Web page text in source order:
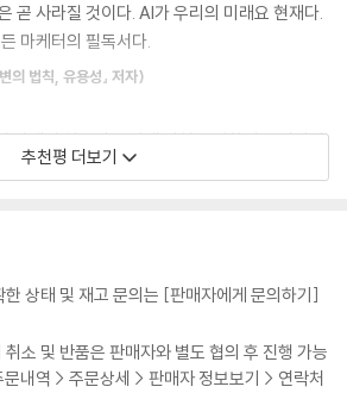
해하라
고자 하는가?
엇을 안겨줄까?
수 없는 곳에 있었다. 로그인을 하면, 당신은 고
용카드 숫자와 신발 크기, 배우자의 생일까지
방문자에게 맞춤형 경험을 제공하는 것은 조
속성을 찾아내고 예측에 도움이 되지 않는 속성
데이트한다. (254~255쪽)
고 비판적인 사고가 머지않아 가장 인기 있는
했다. “개인적으로는 10년 내에 프로그래밍 전
에 대한 수요가 더욱 커질 것이라고 생각합니
자에 대한 수요가 엔지니어링 전공자에 대한 수
케팅에 미치는 영향은 무엇인지 이해한다.
마케터로서 머신러닝 기법을 활용하는 방법을
용함으로써 조직이 경쟁 우위를 점하는 데 일조
문가이다. 스턴은 이 책에서 컴퓨터 과학 분야
경제학, 웹 분석, 소셜미디어, 검색 엔진 최적
로 마케터를 안내하며, 내일의 경쟁 우위를 점
있는 기업들의 진귀한 사례 연구도 소개한다.
곧 사라질 것이다. AI가 우리의 미래요 현재다.
마케터의 필독서다.
의 법칙, 유용성』 저자)
마케팅 업무와 조직에 미치는 영향이 무엇인지
에겐 짐 스턴의 실무적이고 명쾌한 가이드북
쓰기 전략』 저자)
라 규모를 조절할 수 있는 새로운 대량 개인화
같은 마케팅 시스템은 개개인의 주위 환경을 감
로 선호도를 파악하며, 일상생활 속에서 정말
으로 사람과 기계를 교묘하게 유도한다. 마케터
추천평 더보기
상태 및 재고 문의는 [판매자에게 문의하기]
소 및 반품은 판매자와 별도 협의 후 진행 가능
내역 > 주문상세 > 판매자 정보보기 > 연락처